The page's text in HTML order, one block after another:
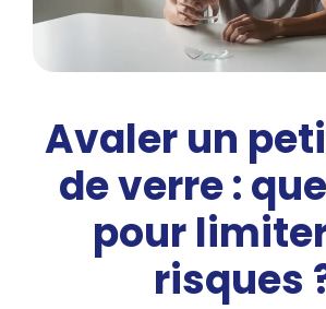
Avaler un
de verre :
pour
risques